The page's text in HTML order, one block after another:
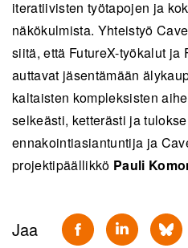
iteratiivisten työtapojen ja
näkökulmista. Yhteistyö
siitä, että FutureX-työkalut ja
auttavat jäsentämään
kaltaisten kompleksisten
selkeästi, ketterästi ja
ennakointiasiantuntija ja
projektipäällikkö Pauli
Jaa